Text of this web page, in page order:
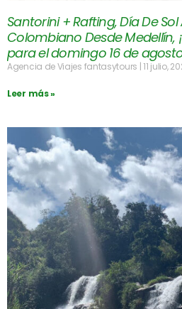
Santorini + Rafting, Día De
Colombiano Desde Medellín,
para el domingo 16 de
Agencia de Viajes fantasytours 11 julio,
Leer más »